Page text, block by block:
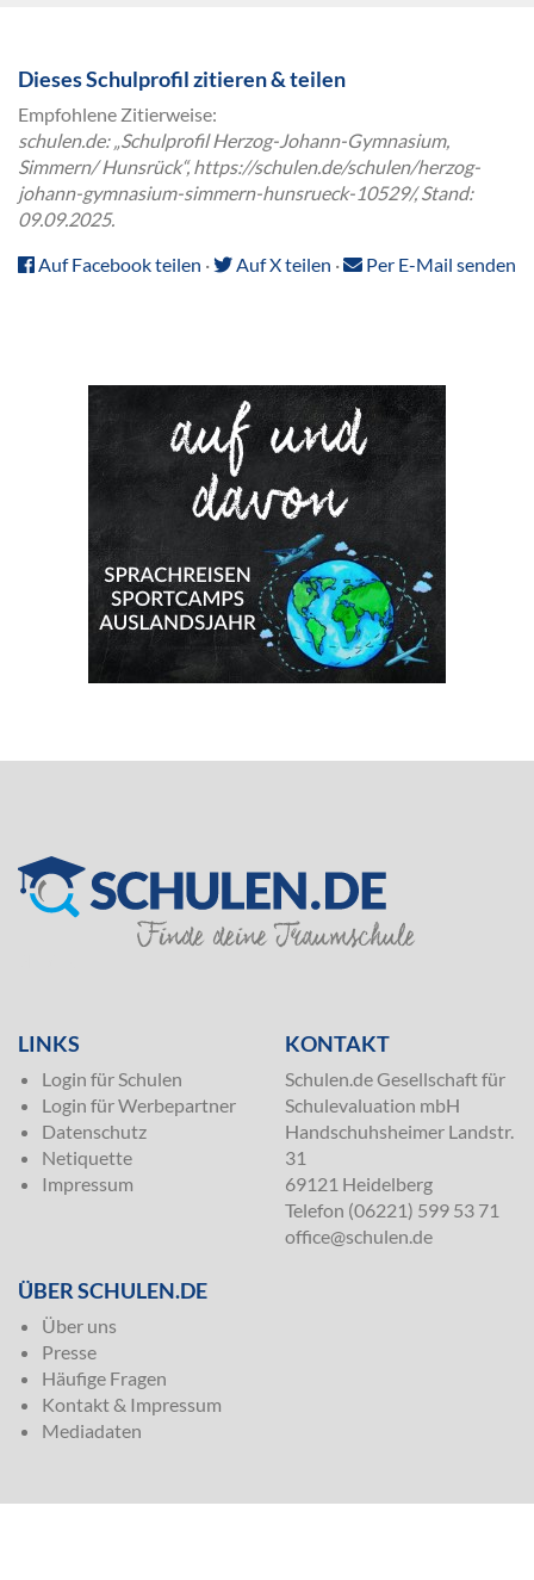
Dieses Schulprofil zitieren & teilen
Empfohlene Zitierweise:
schulen.de: „Schulprofil Herzog-Johann-Gymnasium,
Simmern/ Hunsrück“, https://schulen.de/schulen/herzog-
johann-gymnasium-simmern-hunsrueck-10529/, Stand:
09.09.2025.
Auf Facebook teilen · Auf X teilen · Per E-Mail senden
LINKS
Login für Schulen
Login für Werbepartner
Datenschutz
Netiquette
Impressum
KONTAKT
Schulen.de Gesellschaft für
Schulevaluation mbH
Handschuhsheimer Landstr.
31
69121 Heidelberg
Telefon (06221) 599 53 71
office@schulen.de
ÜBER SCHULEN.DE
Über uns
Presse
Häufige Fragen
Kontakt & Impressum
Mediadaten